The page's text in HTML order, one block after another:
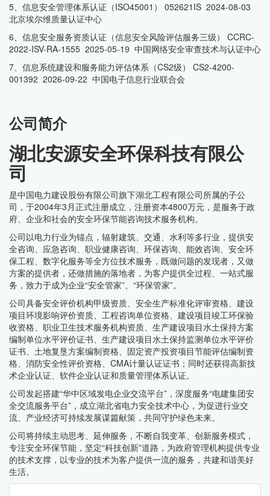
5、信息安全管理体系认证（ISO45001） 052621IS 2024-08-03
北京埃尔维质量认证中心
6、信息安全服务资质认证（信息安全风险评估服务三级） CCRC-
2022-ISV-RA-1555 2025-05-19 中国网络安全审查技术与认证中心
7、信息系统建设和服务能力评估体系（CS2级） CS2-4200-
001392 2026-09-22 中国电子信息行业联合会
公司简介
湖北安源安全环保科技有限公
司
是中国电力建设股份有限公司旗下湖北工程有限公司所属的子公
司，于2004年3月正式注册成立，注册资本4800万元，是服务于政
府、企业和社会的安全环保节能咨询技术服务机构。
公司以电力行业为锚点，辐射建筑、交通、水利等多行业，提供安
全咨询、应急咨询、职业健康咨询、环保咨询、能效咨询、安全环
保工程、数字化服务等全方位技术服务，既做问题的发现者，又做
方案的提供者，还做措施的落地者，为客户提供全过程、一站式服
务，致力于成为企业“安全管家”、“环保管家”。
公司具备安全评价机构甲级资质、安全生产标准化评审资格、建设
项目环境影响评价资质、工程咨询单位资格、建设项目竣工环保验
收资格、职业卫生技术服务机构资质、生产建设项目水土保持方案
编制单位水平评价证书、生产建设项目水土保持监测单位水平评价
证书、土地复垦方案编制资格、固定资产投资项目节能评估编制资
格、消防安全性评价资格、CMA计量认证证书；同时还获得高新技
术企业认证、软件企业认证和质量管理体系认证。
公司发起搭建“华中区域发电企业交流平台”，深度服务“电建集团安
全交流服务平台”，成立湖北省电力安全技术中心，为促进行业交
流、产业经济可持续发展谋篇献策，共同守护绿色未来。
公司将持续主动思考、延伸服务，不断自我变革、创新服务模式，
专注安全环保节能，坚定“科技创新”道路，为政府管理机构提供专业
的技术支撑，以专业的技术为客户提供一流的服务，共建和谐美好
生活。